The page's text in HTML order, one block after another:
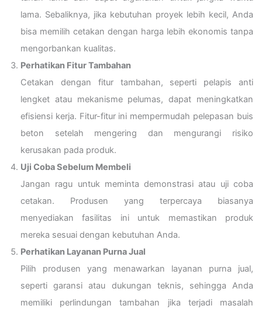
lama. Sebaliknya, jika kebutuhan proyek lebih kecil, Anda
bisa memilih cetakan dengan harga lebih ekonomis tanpa
mengorbankan kualitas.
Perhatikan Fitur Tambahan
Cetakan dengan fitur tambahan, seperti pelapis anti
lengket atau mekanisme pelumas, dapat meningkatkan
efisiensi kerja. Fitur-fitur ini mempermudah pelepasan buis
beton setelah mengering dan mengurangi risiko
kerusakan pada produk.
Uji Coba Sebelum Membeli
Jangan ragu untuk meminta demonstrasi atau uji coba
cetakan. Produsen yang terpercaya biasanya
menyediakan fasilitas ini untuk memastikan produk
mereka sesuai dengan kebutuhan Anda.
Perhatikan Layanan Purna Jual
Pilih produsen yang menawarkan layanan purna jual,
seperti garansi atau dukungan teknis, sehingga Anda
memiliki perlindungan tambahan jika terjadi masalah